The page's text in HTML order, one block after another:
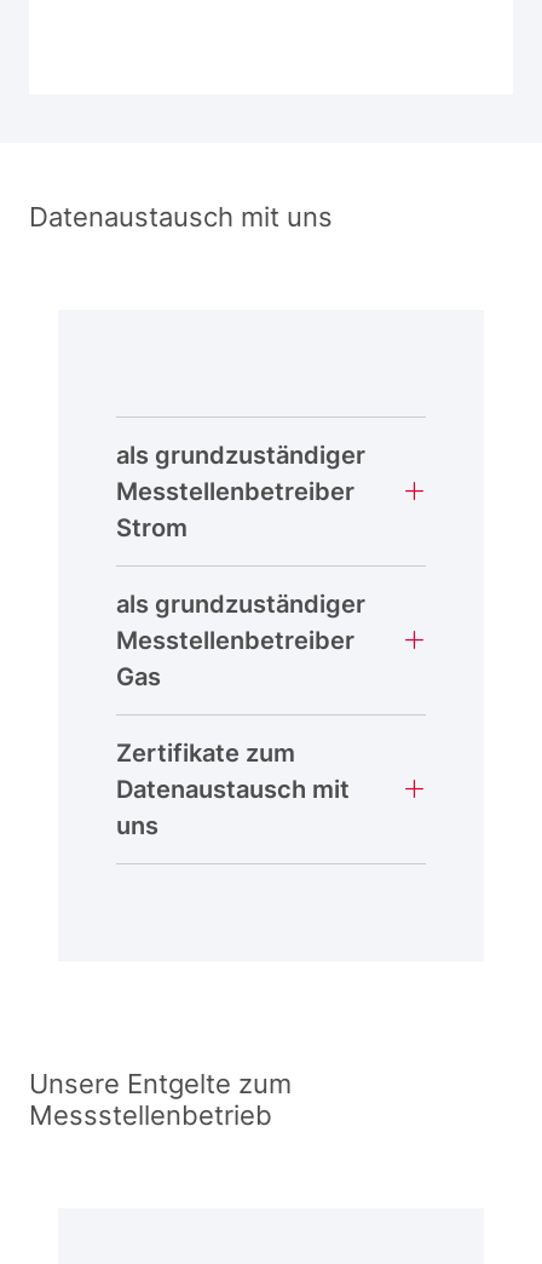
Datenaustausch mit uns
als grundzuständiger
Messtellenbetreiber
Strom
als grundzuständiger
Messtellenbetreiber
Gas
Zertifikate zum
Datenaustausch mit
uns
Unsere Entgelte zum
Messstellenbetrieb